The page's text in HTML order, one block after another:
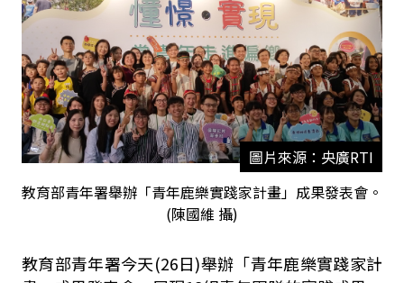
圖片來源：央廣RTI
教育部青年署舉辦「青年鹿樂實踐家計畫」成果發表會。
(陳國維 攝)
教育部青年署今天(26日)舉辦「青年鹿樂實踐家計